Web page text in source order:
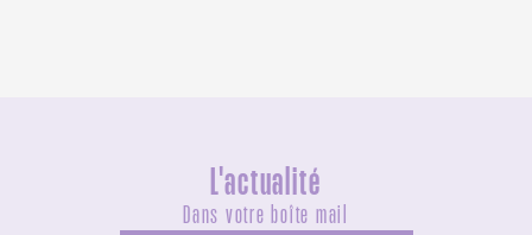
L'actualité
Dans votre boîte mail